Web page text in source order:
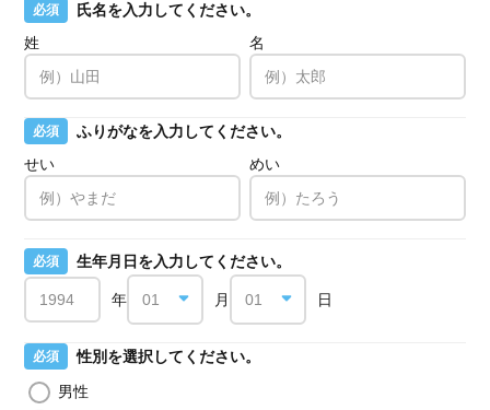
必須
氏名を入力してください。
姓
名
必須
ふりがなを入力してください。
せい
めい
必須 生年月日を入力してください。
年 月 日
必須
性別を選択してください。
男性